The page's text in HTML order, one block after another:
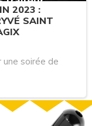
2023 :
SAINT
une soirée de